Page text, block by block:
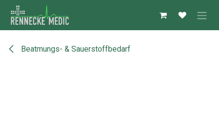
Zum Inhalt springen
Beatmungs- & Sauerstoffbedarf